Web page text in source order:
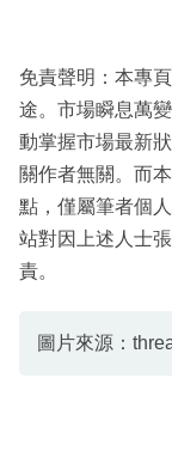
免責聲明：本專
途。市場瞬息萬
動掌握市場最新
關作者無關。而
點，僅屬筆者個
站對因上述人士
責。
圖片來源：